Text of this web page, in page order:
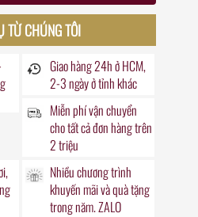
TỪ CHÚNG TÔI
Giao hàng24hở HCM,
2-3 ngày ở tỉnh khác
Miễn phí vận chuyển
cho tất cả đơn hàng trên
2 triệu
,
Nhiều chương trình
khuyến mãivà quà tặng
trong năm. ZALO